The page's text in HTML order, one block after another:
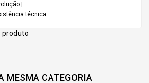
|
técnica.
produto
MESMA CATEGORIA